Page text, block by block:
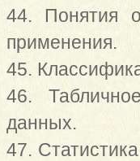
44. Понятия
применения.
45.
46.
данных.
47.